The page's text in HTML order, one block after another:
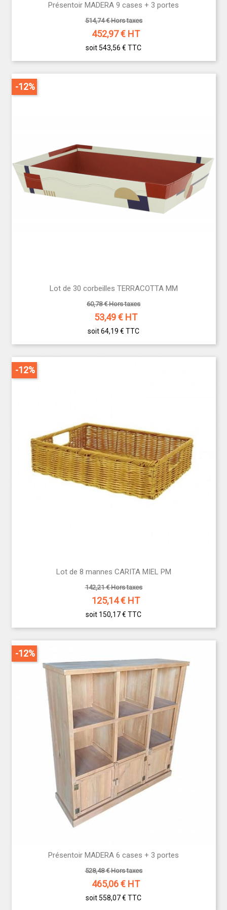
Présentoir MADERA 9 cases + 3 portes
514,74 € Hors taxes
452,97€ HT
soit 543,56 € TTC
Lot de 30 corbeilles TERRACOTTA MM
60,78 € Hors taxes
53,49€ HT
soit 64,19 € TTC
-12%
Lot de 8 mannes CARITA MIEL PM
142,21 € Hors taxes
125,14€ HT
soit 150,17 € TTC
-12%
Présentoir MADERA 6 cases + 3 portes
528,48 € Hors taxes
465,06€ HT
soit 558,07 € TTC
-12%